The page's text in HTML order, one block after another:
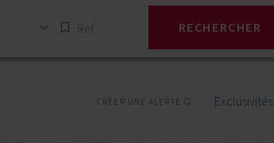
RECHERCHER
CRÉER UNE ALERTE
Exclusivités